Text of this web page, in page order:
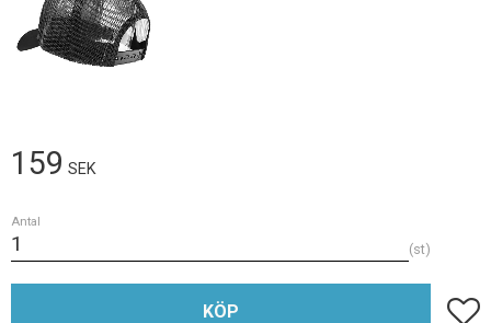
159 SEK
Antal
st
KÖP Lägg